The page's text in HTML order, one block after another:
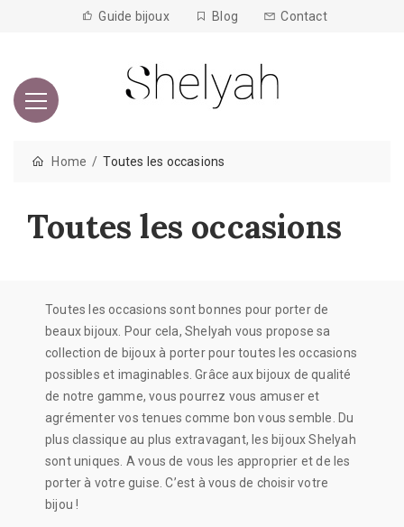
Guide bijoux Blog Contact
Home Toutes les occasions
Toutes les occasions
Toutes les occasions sont bonnes pour porter de
beaux bijoux. Pour cela, Shelyah vous propose sa
collection de bijoux à porter pour toutes les occasions
possibles et imaginables.Grâce aux bijoux de qualité
de notre gamme, vous pourrez vous amuser et
agrémenter vos tenues comme bon vous semble. Du
plus classique au plus extravagant, les bijoux Shelyah
sont uniques. A vous de vous les approprier et de les
porter à votre guise. C’est à vous de choisir votre
bijou !